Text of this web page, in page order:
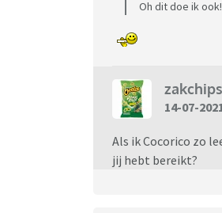
Oh dit doe ik
zakchips
14-07-
Als ik Cocorico zo
jij hebt bereikt?